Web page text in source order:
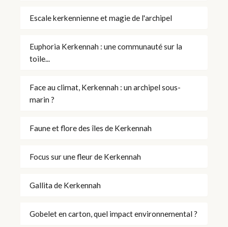
Escale kerkennienne et magie de l'archipel
Euphoria Kerkennah : une communauté sur la
toile...
Face au climat, Kerkennah : un archipel sous-
marin ?
Faune et flore des îles de Kerkennah
Focus sur une fleur de Kerkennah
Gallita de Kerkennah
Gobelet en carton, quel impact environnemental ?